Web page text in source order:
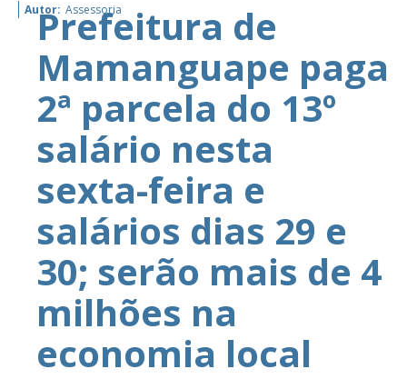
Autor: Assessoria
Prefeitura de
Mamanguape paga
2ª parcela do 13º
salário nesta
sexta-feira e
salários dias 29 e
30; serão mais de 4
milhões na
economia local